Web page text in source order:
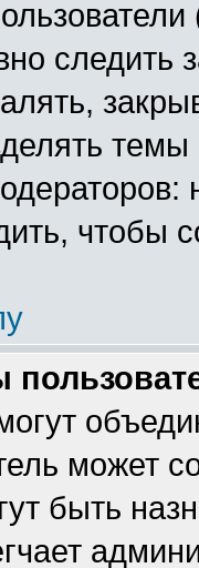
следить
чтобы
может
быть